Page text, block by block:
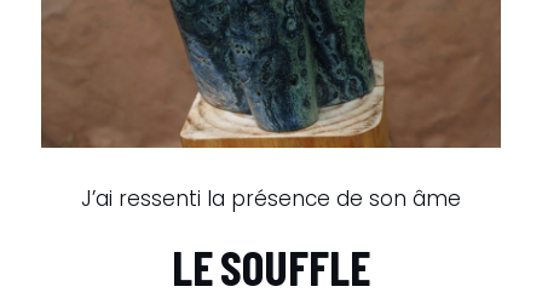
J’ai ressenti la présence de son âme
LESOUFFLE